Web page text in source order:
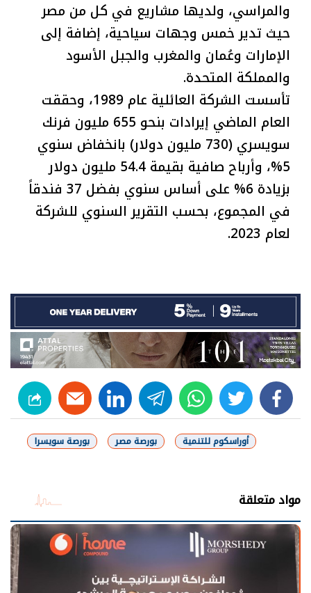
والمراسي، ولديها مشاريع في كل من مصر
حيث تدير خمس وجهات سياحية، إضافة إلى
الإمارات وعُمان والمغرب والجبل الأسود
والمملكة المتحدة.
تأسست الشركة العائلية عام 1989، وحققت
العام الماضي إيرادات بنحو 655 مليون فرنك
سويسري (730 مليون دولار) بانخفاض سنوي
5%، وأرباح صافية بقيمة 54.4 مليون دولار
بزيادة 6% على أساس سنوي بفضل 37 فندقاً
في المجموع، بحسب التقرير السنوي للشركة
لعام 2023.
facebook
twitter
whats
telegram
linkedin
أوراسكوم للتنمية بورصة مصر بورصة سويسرا
مواد متعلقة